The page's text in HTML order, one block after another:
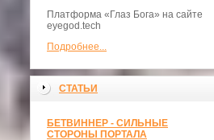
Платформа «Глаз Бога» на сайте
eyegod.tech
Подробнее...
СТАТЬИ
БЕТВИННЕР - СИЛЬНЫЕ
СТОРОНЫ ПОРТАЛА